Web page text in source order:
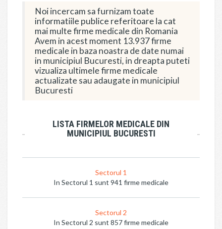
Noi incercam sa furnizam toate
informatiile publice referitoare la cat
mai multe firme medicale din Romania
Avem in acest moment 13.937 firme
medicale in baza noastra de date numai
in municipiul Bucuresti, in dreapta puteti
vizualiza ultimele firme medicale
actualizate sau adaugate in municipiul
Bucuresti
LISTA FIRMELOR MEDICALE DIN
MUNICIPIUL BUCURESTI
Sectorul 1
In Sectorul 1 sunt 941 firme medicale
Sectorul 2
In Sectorul 2 sunt 857 firme medicale